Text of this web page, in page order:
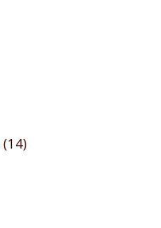
(14)